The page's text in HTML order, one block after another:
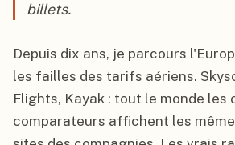
billets.
Depuis dix ans, je parcours
les failles des tarifs aériens.
Flights, Kayak : tout le monde les
comparateurs affichent les